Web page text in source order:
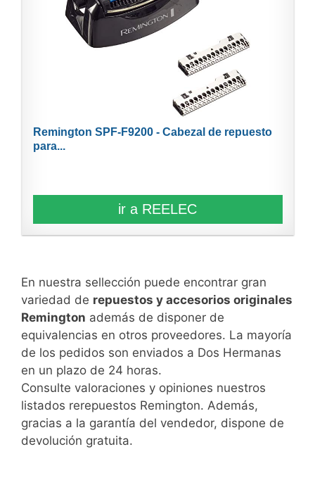
Remington SPF-F9200 - Cabezal de repuesto
para...
ir a REELEC
En nuestra sellección puede encontrar gran
variedad de repuestos y accesorios originales
Remington además de disponer de
equivalencias en otros proveedores. La mayoría
de los pedidos son enviados a Dos Hermanas
en un plazo de 24 horas.
Consulte valoraciones y opiniones nuestros
listados rerepuestos Remington. Además,
gracias a la garantía del vendedor, dispone de
devolución gratuita.